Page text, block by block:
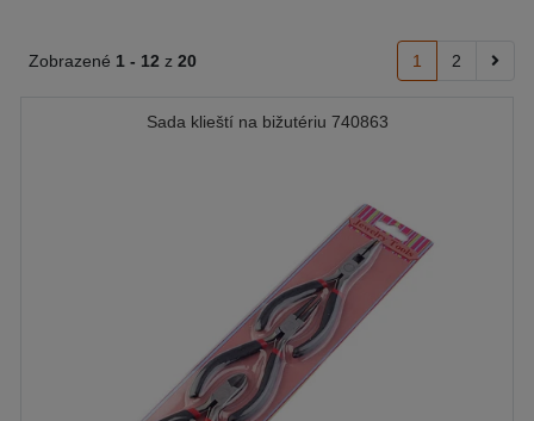
Zobrazené 1 - 12 z 20 1 2
Sada klieští na bižutériu 740863